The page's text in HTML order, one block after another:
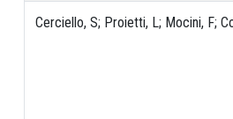
Cerciello, S; Proietti, L; Mocini, F;